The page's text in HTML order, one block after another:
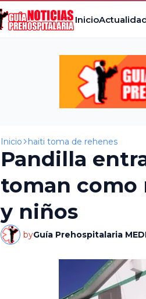
Inicio
Inicio haiti toma de rehenes
Pandilla
toman como
y niños
byGuía Prehospitalaria